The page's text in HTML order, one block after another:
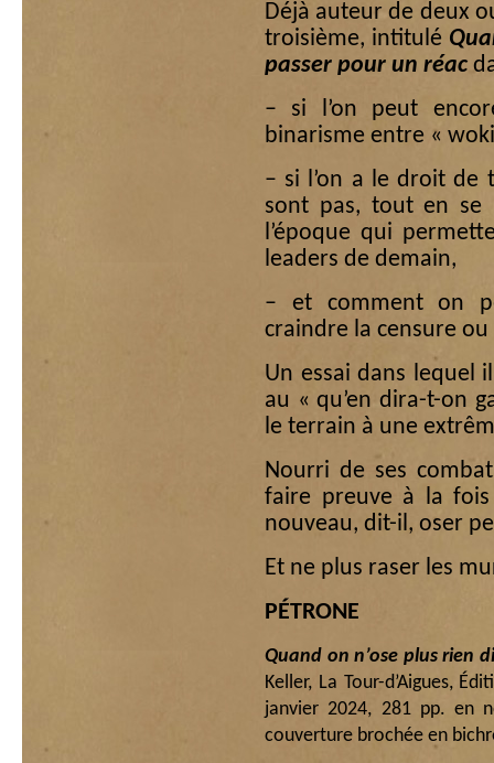
Déjà auteur de deux
troisième, intitulé
passer pour un réac
– si l’on peut
binarisme entre «
– si l’on a le droit de
sont pas, tout en se
l’époque qui
leaders de demain,
– et comment on
craindre la censure ou
Un essai dans lequel
au « qu’en dira-t-on
le terrain à une
Nourri de ses
faire preuve à la
nouveau, dit-il, oser
Et ne plus raser les
PÉTRONE
Quand on n’ose plus rien
Keller, La Tour-d’Aigues,
janvier 2024, 281 pp. en
couverture brochée en